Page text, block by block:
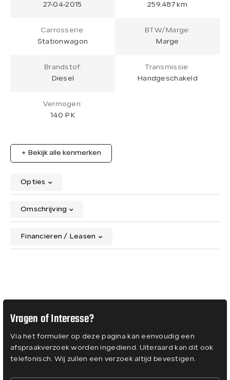
27-04-2015
259.487 km
Carrosserie:
Stationwagon
BTW/Marge:
Marge
Brandstof:
Diesel
Transmissie:
Handgeschakeld
Vermogen:
140 PK
+ Bekijk alle kenmerken
Opties
Omschrijving
Financieren / Leasen
Vragen of Interesse?
Via het formulier op deze pagina kan eenvoudig een
afspraakverzoek worden ingediend. Uiteraard kan dit ook
telefonisch. Wij zullen een verzoek altijd bevestigen.